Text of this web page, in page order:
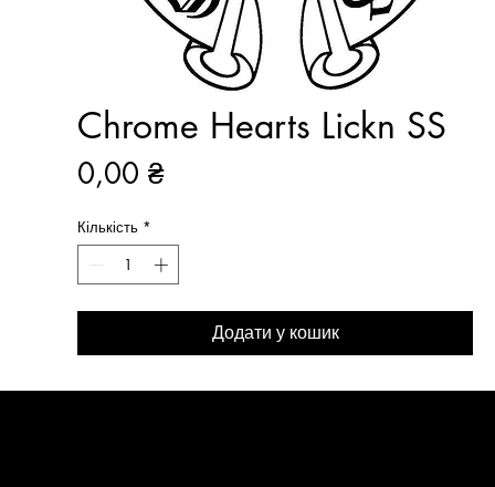
Chrome Hearts Lickn SS
0,00 ₴Ціна
Кількість *
Додати у кошик